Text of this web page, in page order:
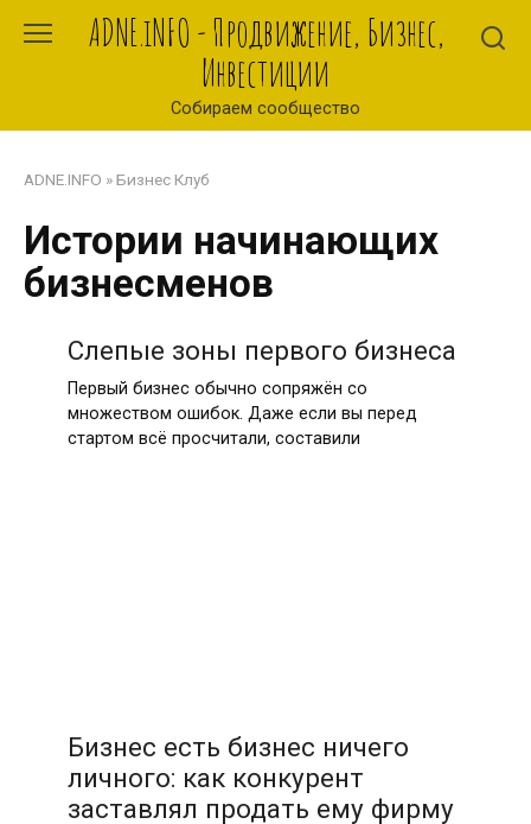
ADNE.iNFO - Продвижение, Бизнес,
Инвестиции
Собираем сообщество
ADNE.INFO »Бизнес Клуб
Истории начинающих
бизнесменов
Слепые зоны первого бизнеса
Первый бизнес обычно сопряжён со
множеством ошибок. Даже если вы перед
стартом всё просчитали, составили
Бизнес есть бизнес ничего
личного: как конкурент
заставлял продать ему фирму